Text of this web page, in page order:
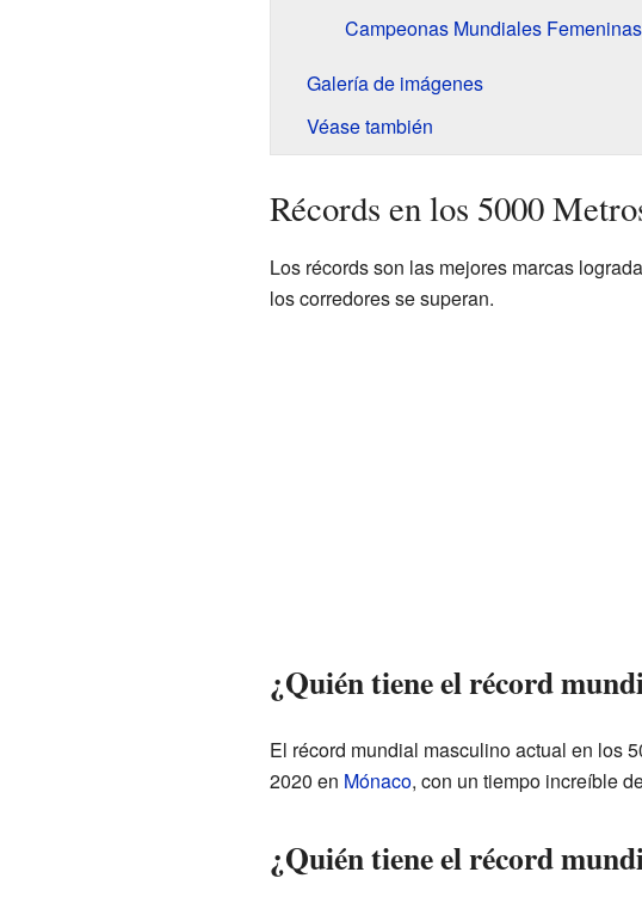
Campeonas Mundiales Femeninas
Galería de imágenes
Véase también
Récords en los 5000
Los récords son las mejores marcas
los corredores se superan.
¿Quién tiene el récord
El récord mundial masculino actual en los
2020 en Mónaco, con un tiempo increíble
¿Quién tiene el récord